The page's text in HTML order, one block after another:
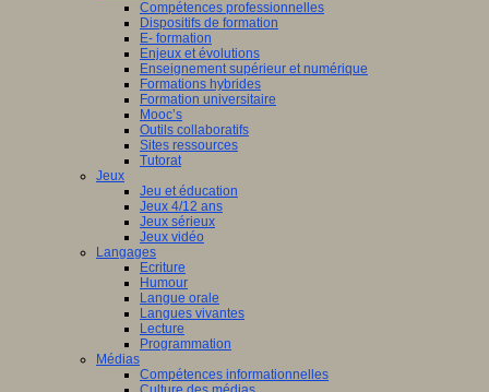
Compétences professionnelles
Dispositifs de formation
E- formation
Enjeux et évolutions
Enseignement supérieur et numérique
Formations hybrides
Formation universitaire
Mooc’s
Outils collaboratifs
Sites ressources
Tutorat
Jeux
Jeu et éducation
Jeux 4/12 ans
Jeux sérieux
Jeux vidéo
Langages
Ecriture
Humour
Langue orale
Langues vivantes
Lecture
Programmation
Médias
Compétences informationnelles